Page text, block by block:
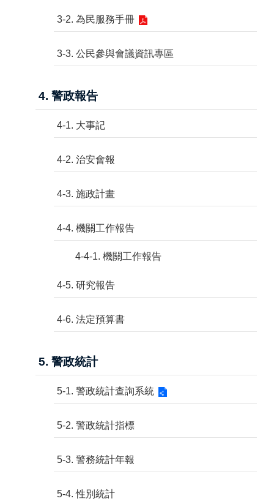
3-2. 為民服務手冊
3-3. 公民參與會議資訊專區
4. 警政報告
4-1. 大事記
4-2. 治安會報
4-3. 施政計畫
4-4. 機關工作報告
4-4-1. 機關工作報告
4-5. 研究報告
4-6. 法定預算書
5. 警政統計
5-1. 警政統計查詢系統
5-2. 警政統計指標
5-3. 警務統計年報
5-4. 性別統計